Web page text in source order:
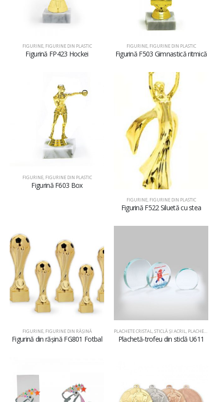
FIGURINE, FIGURINE DIN PLASTIC
Figurină FP423 Hockei
FIGURINE, FIGURINE DIN PLASTIC
Figurină F503 Gimnastică ritmică
FIGURINE, FIGURINE DIN PLASTIC
Figurină F603 Box
FIGURINE, FIGURINE DIN PLASTIC
Figurină F522 Siluetă cu stea
FIGURINE, FIGURINE DIN RĂŞINĂ
Figurină din rășină FG801 Fotbal
PLACHETE CRISTAL, STICLĂ ŞI ACRIL, PLACHETE DIN STICLĂ
Plachetă-trofeu din sticlă U611